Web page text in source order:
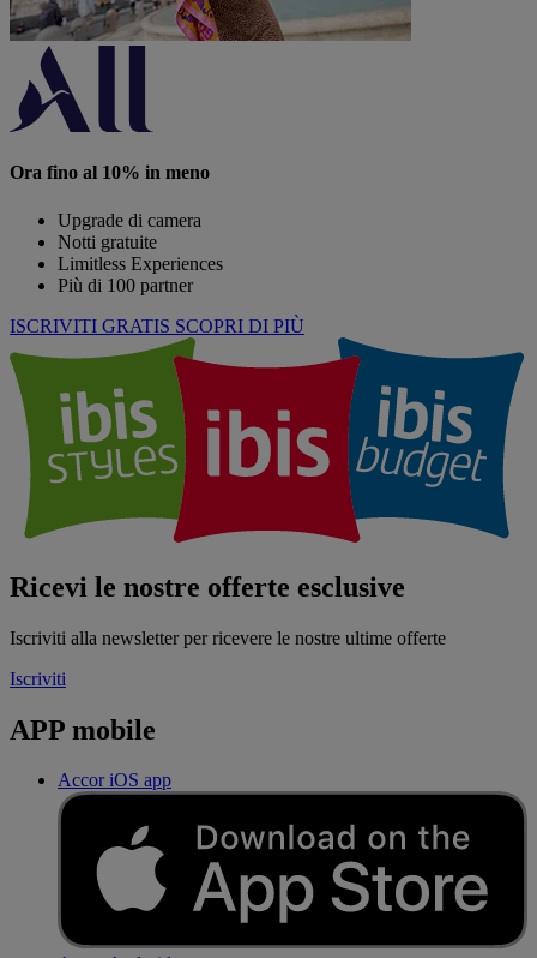
Ora fino al 10% in meno
Upgrade di camera
Notti gratuite
Limitless Experiences
Più di 100 partner
ISCRIVITI GRATIS SCOPRI DI PIÙ
Ricevi le nostre offerte esclusive
Iscriviti alla newsletter per ricevere le nostre ultime offerte
Iscriviti
APP mobile
Accor iOS app